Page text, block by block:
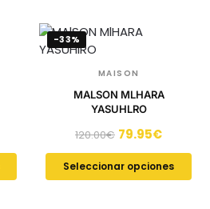
-33%
MAISON
MALSON MLHARA
YASUHLRO
120.00€ 79.95€
Seleccionar opciones